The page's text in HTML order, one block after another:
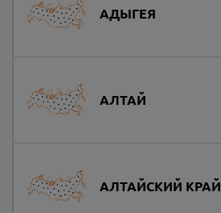
АДЫГЕЯ
АЛТАЙ
АЛТАЙСКИЙ КРАЙ